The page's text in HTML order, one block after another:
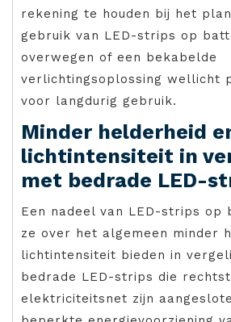
rekening te houden bij het
gebruik van LED-strips op
overwegen of een bekabelde
verlichtingsoplossing wellicht
voor langdurig gebruik.
Minder helderheid
lichtintensiteit in
met bedrade LED-
Een nadeel van LED-strips op
ze over het algemeen minder
lichtintensiteit bieden in
bedrade LED-strips die
elektriciteitsnet zijn